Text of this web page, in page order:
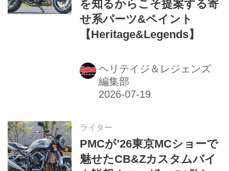
を知るからこそ提案する寄
せ系パーツ&ペイント
【Heritage&Legends】
ヘリテイジ＆レジェンズ
編集部
ライター
PMCが’26東京MCショーで
魅せたCB&Zカスタムバイ